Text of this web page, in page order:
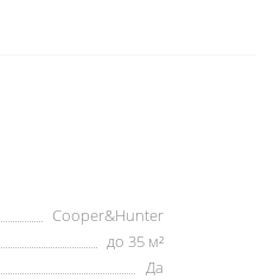
Cooper&Hunter
до 35 м²
Да